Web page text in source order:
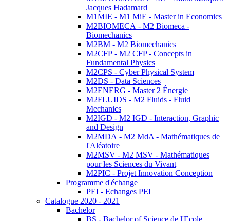
Jacques Hadamard
M1MIE - M1 MiE - Master in Economics
M2BIOMECA - M2 Biomeca -
Biomechanics
M2BM - M2 Biomechanics
M2CFP - M2 CFP - Concepts in
Fundamental Physics
M2CPS - Cyber Physical System
M2DS - Data Sciences
M2ENERG - Master 2 Énergie
M2FLUIDS - M2 Fluids - Fluid
Mechanics
M2IGD - M2 IGD - Interaction, Graphic
and Design
M2MDA - M2 MdA - Mathématiques de
l'Aléatoire
M2MSV - M2 MSV - Mathématiques
pour les Sciences du Vivant
M2PIC - Projet Innovation Conception
Programme d'échange
PEI - Echanges PEI
Catalogue 2020 - 2021
Bachelor
BS - Bachelor of Science de l'Ecole